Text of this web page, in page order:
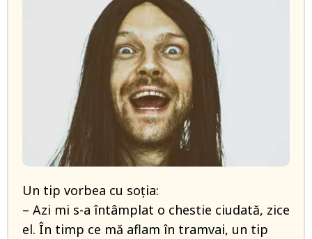
Un tip vorbea cu soţia:
– Azi mi s-a întâmplat o chestie ciudată, zice
el. În timp ce mă aflam în tramvai, un tip